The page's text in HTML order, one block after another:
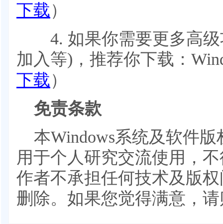
下载）
4. 如果你需要更多高级
加入等)，推荐你下载：
下载）
免责条款
本Windows系统及软件
用于个人研究交流使用，
作者不承担任何技术及版
删除。如果您觉得满意，